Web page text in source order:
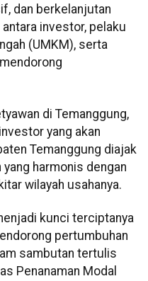
dan berkelanjutan
investor, pelaku
(UMKM), serta
di Temanggung,
yang akan
Temanggung diajak
harmonis dengan
wilayah usahanya.
kunci terciptanya
pertumbuhan
sambutan tertulis
Penanaman Modal